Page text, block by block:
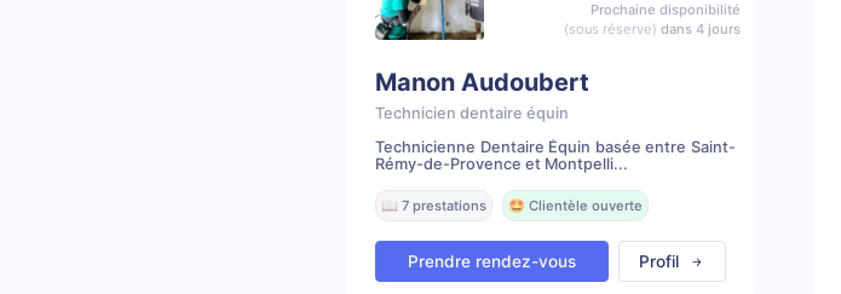
Prochaine disponibilité
(sous réserve) dans 4 jours
Manon Audoubert
Technicien dentaire équin
Technicienne Dentaire Équin basée entre Saint-
Rémy-de-Provence et Montpelli...
📖 7 prestations 🤩 Clientèle ouverte
Prendre rendez-vous Profil